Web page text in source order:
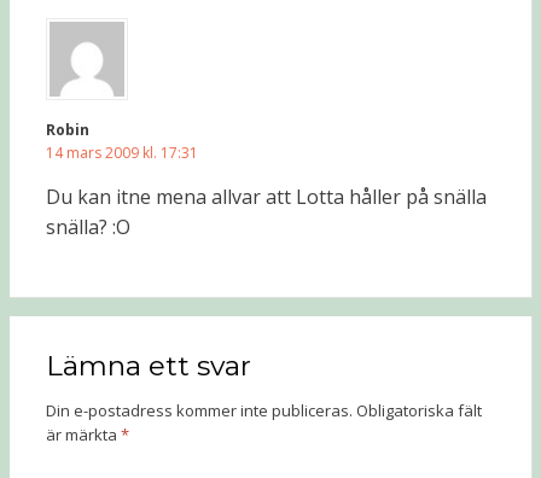
Robin
14 mars 2009 kl. 17:31
Du kan itne mena allvar att Lotta håller på snälla
snälla? :O
Lämna ett svar
Din e-postadress kommer inte publiceras. Obligatoriska fält
är märkta *